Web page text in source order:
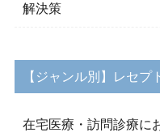
解決策
【ジャンル別】レセプ
在宅医療・訪問診療に